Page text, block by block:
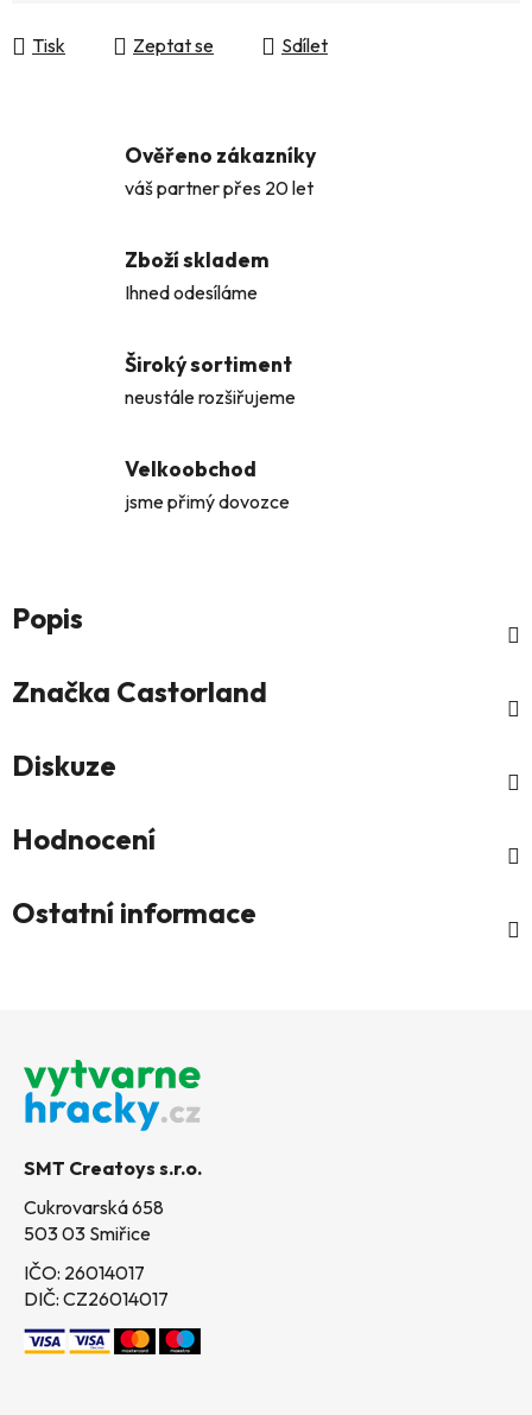
Tisk Zeptat se Sdílet
Ověřeno zákazníky
váš partner přes 20 let
Zboží skladem
Ihned odesíláme
Široký sortiment
neustále rozšiřujeme
Velkoobchod
jsme přimý dovozce
Popis
Značka Castorland
Diskuze
Hodnocení
Ostatní informace
SMT Creatoys s.r.o.
Cukrovarská 658
503 03 Smiřice
IČO: 26014017
DIČ: CZ26014017